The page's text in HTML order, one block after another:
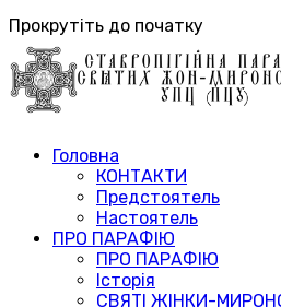
Прокрутіть до початку
Головна
КОНТАКТИ
Предстоятель
Настоятель
ПРО ПАРАФІЮ
ПРО ПАРАФІЮ
Історія
СВЯТІ ЖІНКИ-